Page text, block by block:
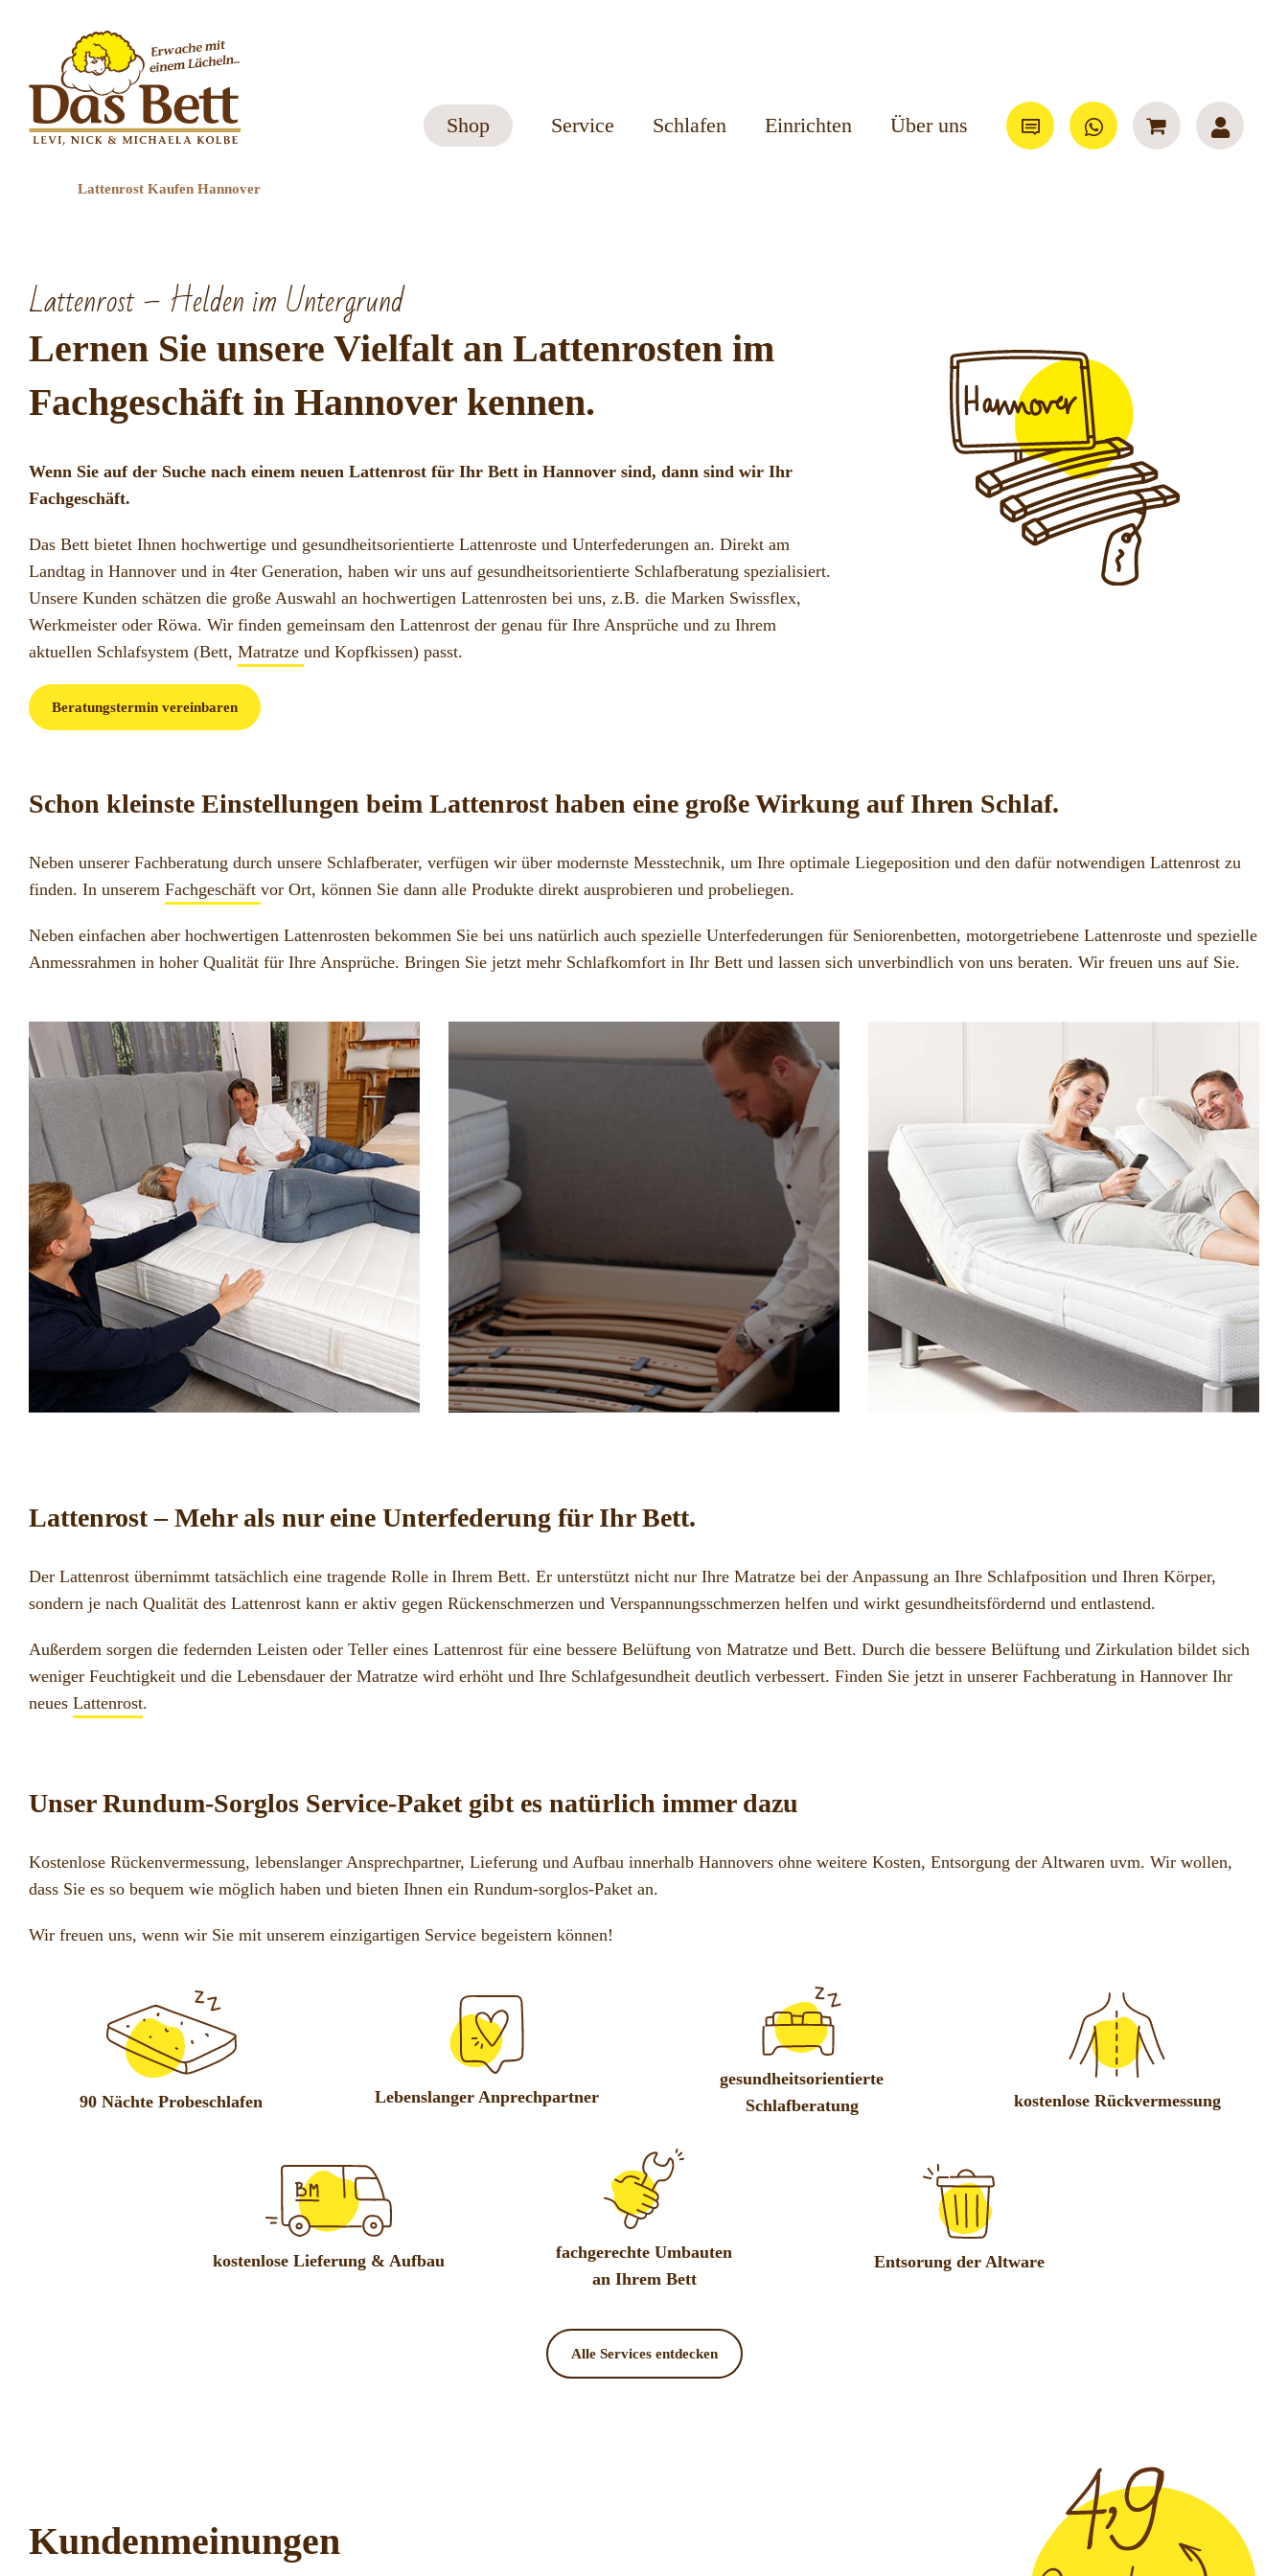
Shop Service Schlafen Einrichten Über uns
Lattenrost Kaufen Hannover
Lattenrost – Helden im Untergrund
Lernen Sie unsere Vielfalt an Lattenrosten im
Fachgeschäft in Hannover kennen.
Wenn Sie auf der Suche nach einem neuen Lattenrost für Ihr Bett in Hannover sind, dann sind wir Ihr
Fachgeschäft.
Das Bett bietet Ihnen hochwertige und gesundheitsorientierte Lattenroste und Unterfederungen an. Direkt am
Landtag in Hannover und in 4ter Generation, haben wir uns auf gesundheitsorientierte Schlafberatung spezialisiert.
Unsere Kunden schätzen die große Auswahl an hochwertigen Lattenrosten bei uns, z.B. die Marken Swissflex,
Werkmeister oder Röwa. Wir finden gemeinsam den Lattenrost der genau für Ihre Ansprüche und zu Ihrem
aktuellen Schlafsystem (Bett, Matratze und Kopfkissen) passt.
Beratungstermin vereinbaren
Schon kleinste Einstellungen beim Lattenrost haben eine große Wirkung auf Ihren Schlaf.
Neben unserer Fachberatung durch unsere Schlafberater, verfügen wir über modernste Messtechnik, um Ihre optimale Liegeposition und den dafür notwendigen Lattenrost zu
finden. In unserem Fachgeschäft vor Ort, können Sie dann alle Produkte direkt ausprobieren und probeliegen.
Neben einfachen aber hochwertigen Lattenrosten bekommen Sie bei uns natürlich auch spezielle Unterfederungen für Seniorenbetten, motorgetriebene Lattenroste und spezielle
Anmessrahmen in hoher Qualität für Ihre Ansprüche. Bringen Sie jetzt mehr Schlafkomfort in Ihr Bett und lassen sich unverbindlich von uns beraten. Wir freuen uns auf Sie.
Lattenrost – Mehr als nur eine Unterfederung für Ihr Bett.
Der Lattenrost übernimmt tatsächlich eine tragende Rolle in Ihrem Bett. Er unterstützt nicht nur Ihre Matratze bei der Anpassung an Ihre Schlafposition und Ihren Körper,
sondern je nach Qualität des Lattenrost kann er aktiv gegen Rückenschmerzen und Verspannungsschmerzen helfen und wirkt gesundheitsfördernd und entlastend.
Außerdem sorgen die federnden Leisten oder Teller eines Lattenrost für eine bessere Belüftung von Matratze und Bett. Durch die bessere Belüftung und Zirkulation bildet sich
weniger Feuchtigkeit und die Lebensdauer der Matratze wird erhöht und Ihre Schlafgesundheit deutlich verbessert. Finden Sie jetzt in unserer Fachberatung in Hannover Ihr
neues Lattenrost.
Unser Rundum-Sorglos Service-Paket gibt es natürlich immer dazu
Kostenlose Rückenvermessung, lebenslanger Ansprechpartner, Lieferung und Aufbau innerhalb Hannovers ohne weitere Kosten, Entsorgung der Altwaren uvm. Wir wollen,
dass Sie es so bequem wie möglich haben und bieten Ihnen ein Rundum-sorglos-Paket an.
Wir freuen uns, wenn wir Sie mit unserem einzigartigen Service begeistern können!
90 Nächte Probeschlafen Lebenslanger Anprechpartner
gesundheitsorientierte
Schlafberatung
kostenlose Rückvermessung
kostenlose Lieferung & Aufbau
fachgerechte Umbauten
an Ihrem Bett
Entsorung der Altware
Alle Services entdecken
Kundenmeinungen